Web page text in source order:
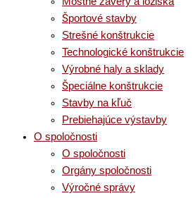
Športové stavby
Strešné konštrukcie
Technologické konštrukcie
Výrobné haly a sklady
Špeciálne konštrukcie
Stavby na kľuč
Prebiehajúce výstavby
O spoločnosti
O spoločnosti
Orgány spoločnosti
Výročné správy